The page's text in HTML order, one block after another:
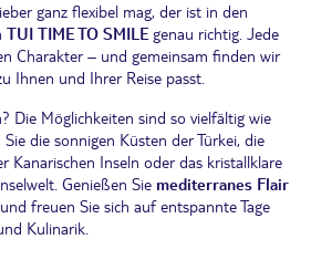
ganz flexibel mag, der ist in den
TUI TIME TO SMILEgenau richtig. Jede
Charakter – und gemeinsam finden wir
Ihnen und Ihrer Reise passt.
Die Möglichkeiten sind so vielfältig wie
die sonnigen Küsten der Türkei, die
Kanarischen Inseln oder das kristallklare
Genießen Sie mediterranes Flair
und freuen Sie sich auf entspannte Tage
Kulinarik.